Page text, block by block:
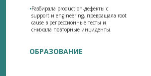
•Разбирала production-дефекты с
support и engineering, превращала root
cause в регрессионные тесты и
снижала повторные инциденты.
ОБРАЗОВАНИЕ